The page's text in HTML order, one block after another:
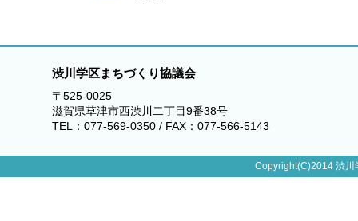
渋川学区まちづくり協議会
〒525-0025
滋賀県草津市西渋川二丁目9番38号
TEL：077-569-0350 / FAX：077-566-5143
Copyright(C)2014 渋川